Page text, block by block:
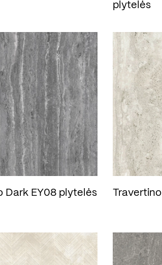
plytelės
Dark EY08 plytelės Travertino